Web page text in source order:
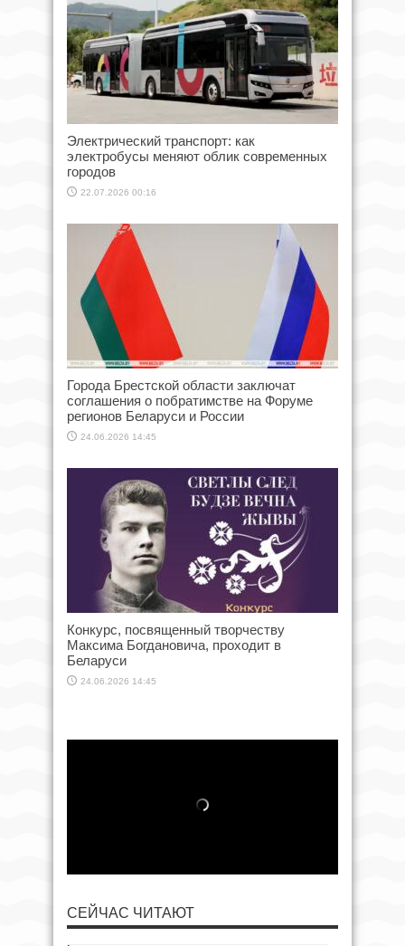
Электрический транспорт: как
электробусы меняют облик современных
городов
22.07.2026 00:16
Города Брестской области заключат
соглашения о побратимстве на Форуме
регионов Беларуси и России
24.06.2026 14:45
Конкурс, посвященный творчеству
Максима Богдановича, проходит в
Беларуси
24.06.2026 14:45
СЕЙЧАС ЧИТАЮТ